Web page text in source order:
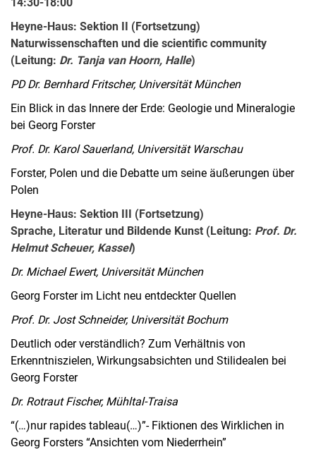
Heyne-Haus: Sektion II (Fortsetzung)
Naturwissenschaften und die scientific community
(Leitung: Dr. Tanja van Hoorn, Halle)
PD Dr. Bernhard Fritscher, Universität München
Ein Blick in das Innere der Erde: Geologie und Mineralogie
bei Georg Forster
Prof. Dr. Karol Sauerland, Universität Warschau
Forster, Polen und die Debatte um seine äußerungen über
Polen
Heyne-Haus: Sektion III (Fortsetzung)
Sprache, Literatur und Bildende Kunst (Leitung: Prof. Dr.
Helmut Scheuer, Kassel)
Dr. Michael Ewert, Universität München
Georg Forster im Licht neu entdeckter Quellen
Prof. Dr. Jost Schneider, Universität Bochum
Deutlich oder verständlich? Zum Verhältnis von
Erkenntniszielen, Wirkungsabsichten und Stilidealen bei
Georg Forster
Dr. Rotraut Fischer, Mühltal-Traisa
“(…)nur rapides tableau(…)”- Fiktionen des Wirklichen in
Georg Forsters “Ansichten vom Niederrhein”